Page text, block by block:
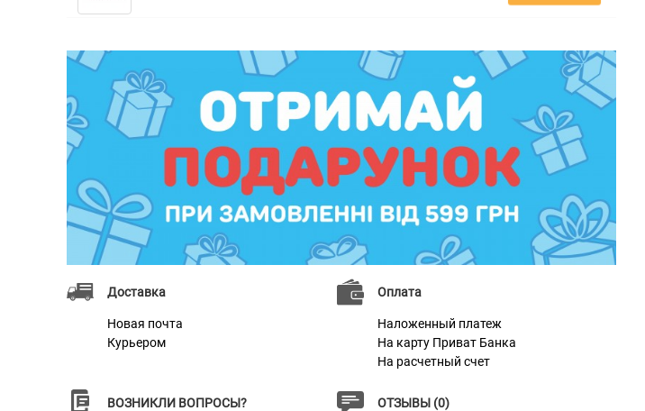
Доставка
Новая почта
Курьером
Оплата
Наложенный платеж
На карту Приват Банка
На расчетный счет
ВОЗНИКЛИ ВОПРОСЫ? ОТЗЫВЫ (0)